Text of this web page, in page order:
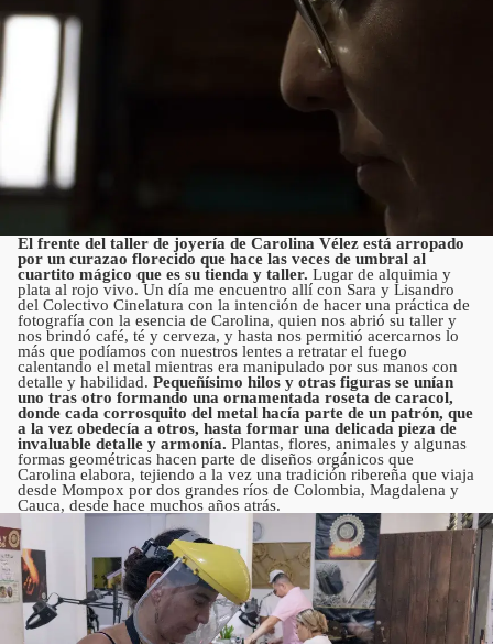
El frente del taller de joyería de Carolina Vélez está arropado
por un curazao florecido que hace las veces de umbral al
cuartito mágico que es su tienda y taller. Lugar de alquimia y
plata al rojo vivo. Un día me encuentro allí con Sara y Lisandro
del Colectivo Cinelatura con la intención de hacer una práctica de
fotografía con la esencia de Carolina, quien nos abrió su taller y
nos brindó café, té y cerveza, y hasta nos permitió acercarnos lo
más que podíamos con nuestros lentes a retratar el fuego
calentando el metal mientras era manipulado por sus manos con
detalle y habilidad. Pequeñísimo hilos y otras figuras se unían
uno tras otro formando una ornamentada roseta de caracol,
donde cada corrosquito del metal hacía parte de un patrón, que
a la vez obedecía a otros, hasta formar una delicada pieza de
invaluable detalle y armonía. Plantas, flores, animales y algunas
formas geométricas hacen parte de diseños orgánicos que
Carolina elabora, tejiendo a la vez una tradición ribereña que viaja
desde Mompox por dos grandes ríos de Colombia, Magdalena y
Cauca, desde hace muchos años atrás.